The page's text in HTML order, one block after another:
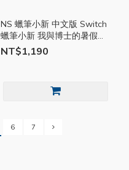
NS 蠟筆小新 中文版 Switch
蠟筆小新 我與博士的暑假～
永不結束的七日之旅～偶和
博士的暑假 NS 遊戲片
NT$1,190
6 7